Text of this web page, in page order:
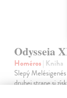
Odysseia
Homéros| Kniha
Slepý
druhej strane si